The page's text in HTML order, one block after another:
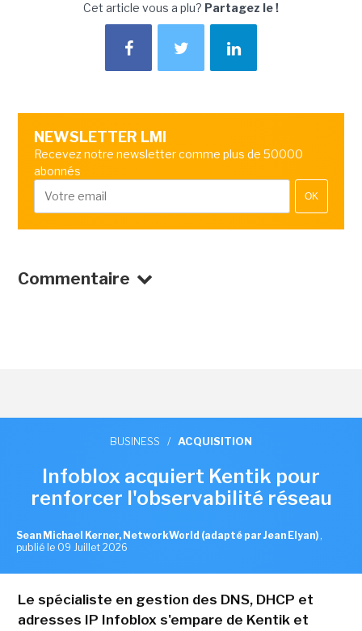
Cet article vous a plu? Partagez le !
NEWSLETTER LMI
Recevez notre newsletter comme plus de 50000
abonnés
OK
Commentaire
BUSINESS / ACQUISITION
Infoblox acquiert Kentik pour
renforcer l'observabilité réseau
Sean Michael Kerner, NetworkWorld (adapté par Jean Elyan) ,
publié le 09 Juillet 2026
Le spécialiste en gestion des DNS, DHCP et
adresses IP Infoblox s'empare de Kentik et